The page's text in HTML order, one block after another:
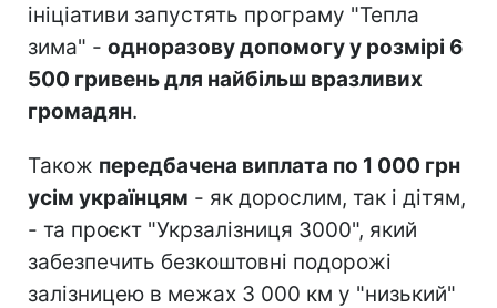
ініціативи запустять програму "Тепла
зима" - одноразову допомогу у розмірі 6
500 гривень для найбільш вразливих
громадян.
Також передбачена виплата по 1 000 грн
усім українцям - як дорослим, так і дітям,
- та проєкт "Укрзалізниця 3000", який
забезпечить безкоштовні подорожі
залізницею в межах 3 000 км у "низький"